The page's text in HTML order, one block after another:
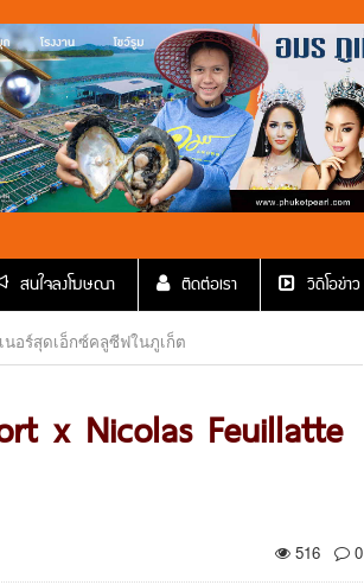
สนใจลงโฆษณา ติดต่อเรา วีดีโอข่าว
นอร์สุดเอ็กซ์คลูซีฟในภูเก็ต
x Nicolas Feuillatte
516 0